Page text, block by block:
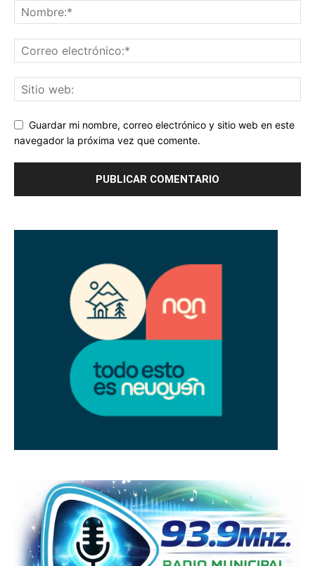
Guardar mi nombre, correo electrónico y sitio web en este
navegador la próxima vez que comente.